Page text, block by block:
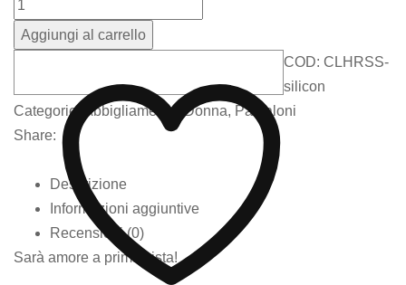
Aggiungi al carrello
COD: CLHRSS-
silicon
Categorie:
Abbigliamento Donna, Pantaloni
Share:
Descrizione
Informazioni aggiuntive
Recensioni (0)
Sarà amore a prima vista!